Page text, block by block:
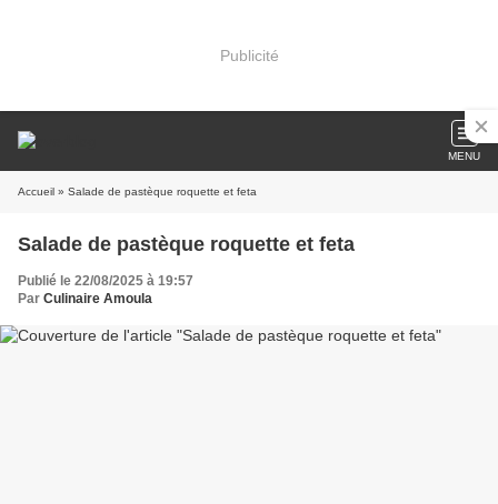
Publicité
MENU
Accueil » Salade de pastèque roquette et feta
Salade de pastèque roquette et feta
Publié le 22/08/2025 à 19:57
Par Culinaire Amoula